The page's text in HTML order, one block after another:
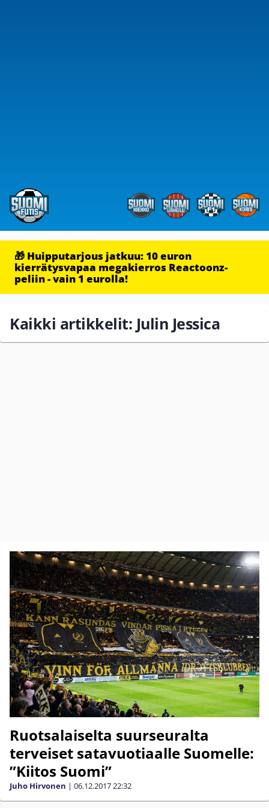
🎁 Huipputarjous jatkuu: 10 euron
kierrätysvapaa megakierros Reactoonz-
peliin - vain 1 eurolla!
Kaikki artikkelit: Julin Jessica
Ruotsalaiselta suurseuralta
terveiset satavuotiaalle Suomelle:
”Kiitos Suomi”
Juho Hirvonen | 06.12.201722:32